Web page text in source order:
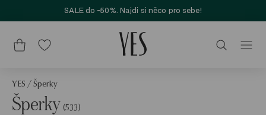
SALE do -50%. Najdi si něco pro sebe!
YES /Šperky
Šperky (533)